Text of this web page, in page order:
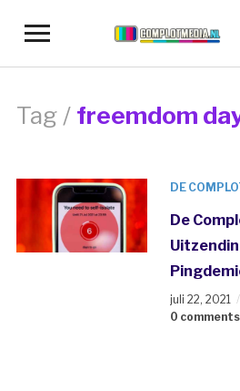
Toggle
navigation
Tag / freemdom
DE
De
juli 22, 2021
0 comments